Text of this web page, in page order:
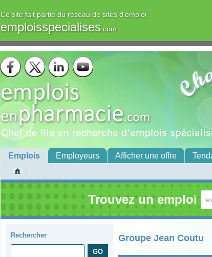
Ce site fait partie du réseau de sites d'emploi
emploisspecialises.com
Emplois Employeurs Afficher une offre
Trouvez un emploi
Rechercher Groupe Jean Coutu